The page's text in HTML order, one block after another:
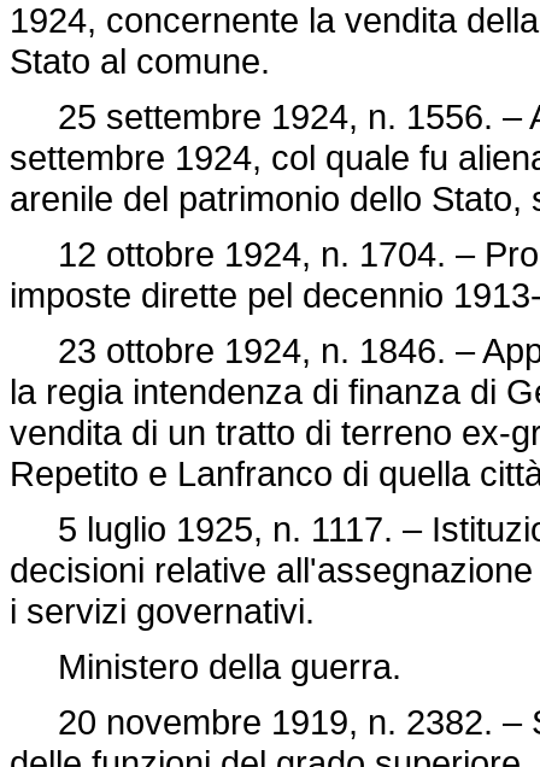
1924, concernente la vendita
Stato al comune.
25 settembre 1924, n. 1556. –
settembre 1924, col quale fu
arenile del patrimonio dello
12 ottobre 1924, n. 1704. –
imposte dirette pel decennio
23 ottobre 1924, n. 1846. –
la regia intendenza di finanza di
vendita di un tratto di terreno ex-
Repetito e Lanfranco di quella
5 luglio 1925, n. 1117. –
decisioni relative
i servizi governativi.
Ministero della guerra.
20 novembre 1919, n. 2382. –